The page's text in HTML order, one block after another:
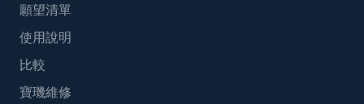
願望清單
使用說明
比較
寶璣維修